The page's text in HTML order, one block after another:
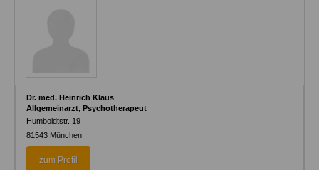
Dr. med. Heinrich Klaus
Allgemeinarzt, Psychotherapeut
Humboldtstr. 19
81543 München
zum Profil